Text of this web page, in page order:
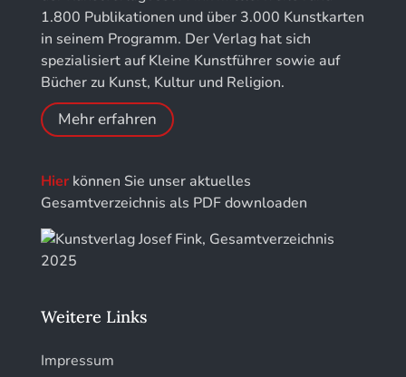
Kunstführer R
Kunstführer S
Kunstführer Sch
Kunstführer T-V
Kunstführer W
Jahrbuch der Stiftung Thüringer Schlösser und
Gärten
1.800 Publikationen und über 3.000 Kunstkarten
in seinem Programm. Der Verlag hat sich
spezialisiert auf Kleine Kunstführer sowie auf
Bücher zu Kunst, Kultur und Religion.
Mehr erfahren
Hierkönnen Sie unser aktuelles
Gesamtverzeichnis als PDF downloaden
Weitere Links
Impressum